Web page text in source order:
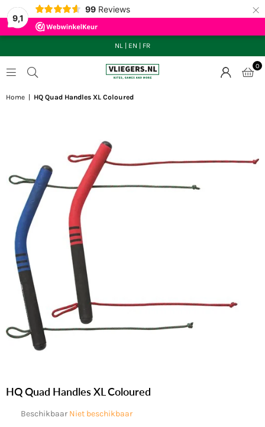
9,1
99 Reviews ×
NL EN FR
0
Home HQ Quad Handles XL Coloured
HQ Quad Handles XL Coloured
Beschikbaar Niet beschikbaar